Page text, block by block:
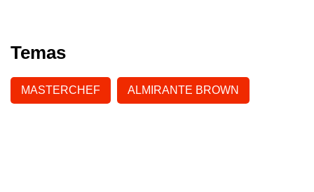
Temas
MASTERCHEF ALMIRANTE BROWN